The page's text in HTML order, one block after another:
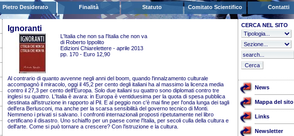
Pietro Desiderato Finalità Statuto Comitato Scientifico Contatti
Ignoranti
L'Italia che non sa l'Italia che non va
di Roberto Ippolito
Edizioni Chiarelettere - aprile 2013
pp. 170 - Euro 12,90
Al contrario di quanto avvenne negli anni del boom, quando l'innalzamento culturale
accompagnò il miracolo, oggi il 45,2 per cento degli italiani ha al massimo la licenza media
contro il 27,3 per cento dell'Europa. Solo due italiani su quattro sono diplomati contro tre
inglesi su quattro. L'Italia è avara: in Europa è ventiduesima per la quota di spesa pubblica
destinata all'istruzione in rapporto al Pil. E al peggio non c'è mai fine per l'onda lunga dei tagli
dell'era Berlusconi, ma anche per la scarsa sensibilità del governo tecnico di Monti.
Nemmeno i privati si salvano. I confronti internazionali proposti ripetutamente nel libro
certificano il disastro. Uno schiaffo per un paese come l'Italia, per secoli culla della cultura e
dell'arte. Come si può tornare a crescere? Con l'istruzione e la cultura.
CERCA NEL SITO
News
Mappa del sito
Links
Newsletter